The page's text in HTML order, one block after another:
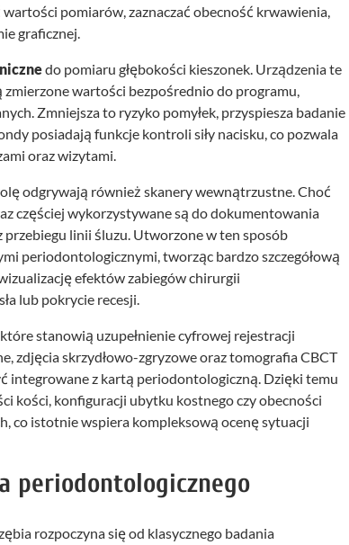
pomiarów, zaznaczać obecność krwawienia,
graficznej.
do pomiaru głębokości kieszonek. Urządzenia te
zmierzone wartości bezpośrednio do programu,
Zmniejsza to ryzyko pomyłek, przyspiesza badanie
posiadają funkcje kontroli siły nacisku, co pozwala
oraz wizytami.
odgrywają również skanery wewnątrzustne. Choć
częściej wykorzystywane są do dokumentowania
przebiegu linii śluzu. Utworzone w ten sposób
periodontologicznymi, tworząc bardzo szczegółową
efektów zabiegów chirurgii
lub pokrycie recesji.
stanowią uzupełnienie cyfrowej rejestracji
zdjęcia skrzydłowo-zgryzowe oraz tomografia CBCT
integrowane z kartą periodontologiczną. Dzięki temu
kości, konfiguracji ubytku kostnego czy obecności
co istotnie wspiera kompleksową ocenę sytuacji
periodontologicznego
rozpoczyna się od klasycznego badania